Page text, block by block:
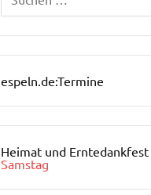
espeln.de:Termine
Heimat und
Samstag